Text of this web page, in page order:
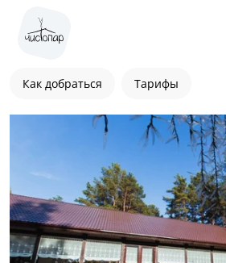
Как добраться Тарифы